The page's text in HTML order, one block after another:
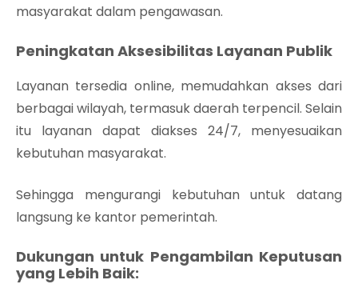
masyarakat dalam pengawasan.
Peningkatan Aksesibilitas Layanan Publik
Layanan tersedia online, memudahkan akses dari
berbagai wilayah, termasuk daerah terpencil. Selain
itu layanan dapat diakses 24/7, menyesuaikan
kebutuhan masyarakat.
Sehingga mengurangi kebutuhan untuk datang
langsung ke kantor pemerintah.
Dukungan untuk Pengambilan Keputusan
yang Lebih Baik: